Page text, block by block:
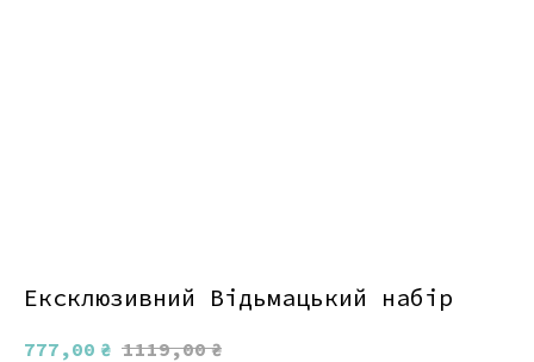
Ексклюзивний Відьмацький набір
777,00 ₴ 1119,00 ₴